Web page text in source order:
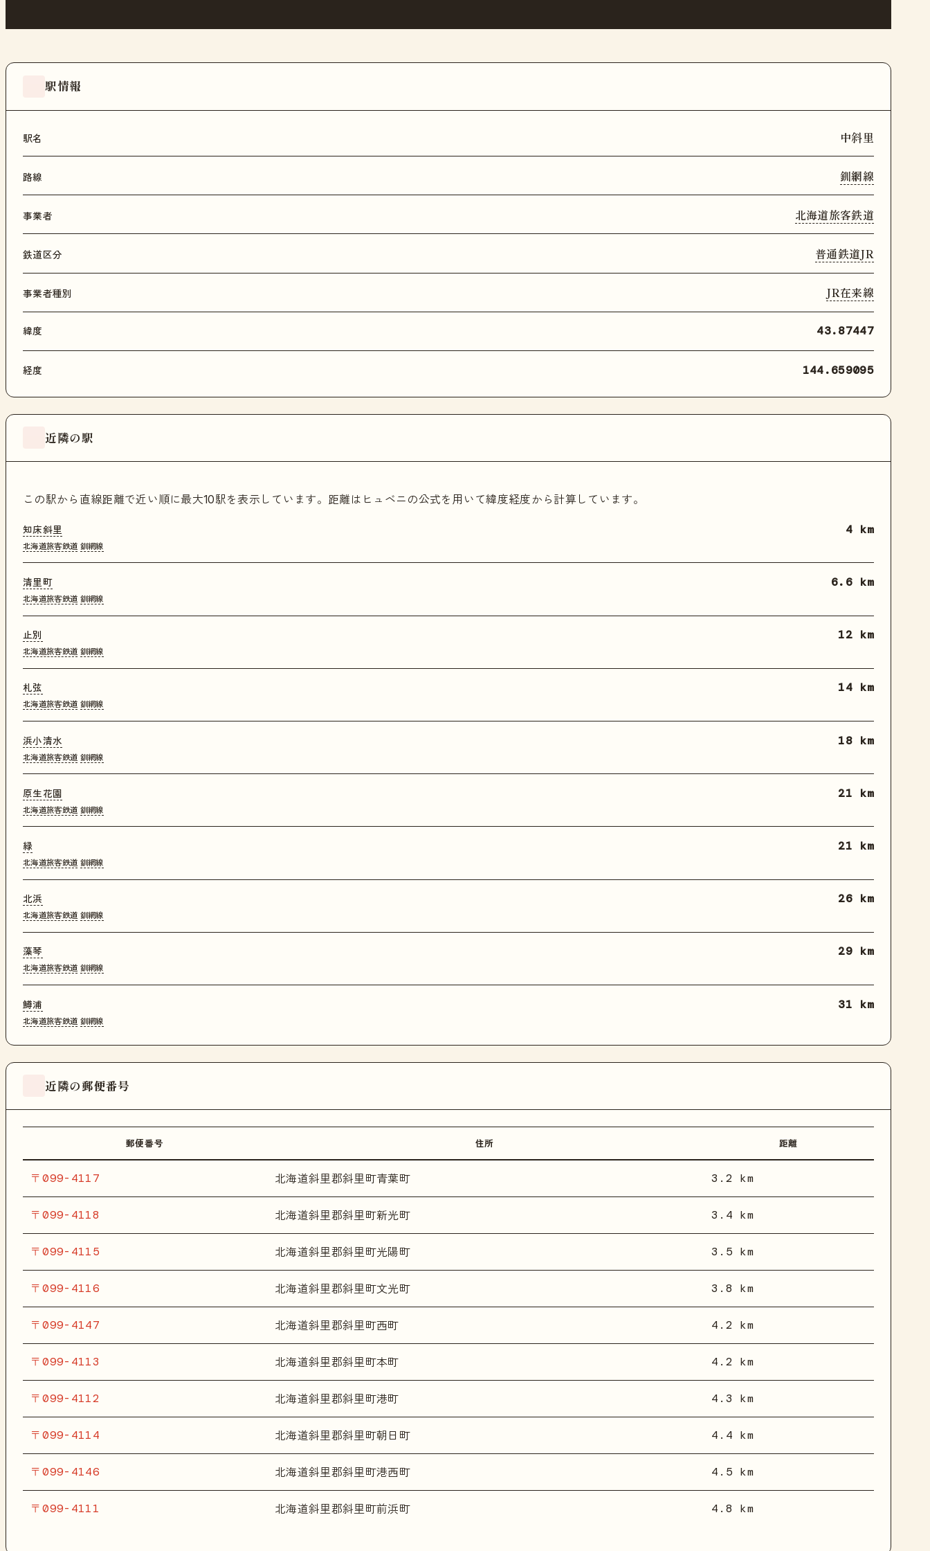
駅情報
駅名 中斜里
路線 釧網線
事業者 北海道旅客鉄道
鉄道区分 普通鉄道JR
事業者種別 JR在来線
緯度 43.87447
経度 144.659095
近隣の駅
この駅から直線距離で近い順に最大10駅を表示しています。距離はヒュベニの公式を用いて緯度経度から計算しています。
知床斜里
北海道旅客鉄道 釧網線
4 km
清里町
北海道旅客鉄道 釧網線
6.6 km
止別
北海道旅客鉄道 釧網線
12 km
札弦
北海道旅客鉄道 釧網線
14 km
浜小清水
北海道旅客鉄道 釧網線
18 km
原生花園
北海道旅客鉄道 釧網線
21 km
緑
北海道旅客鉄道 釧網線
21 km
北浜
北海道旅客鉄道 釧網線
26 km
藻琴
北海道旅客鉄道 釧網線
29 km
鱒浦
北海道旅客鉄道 釧網線
31 km
近隣の郵便番号
郵便番号 住所 距離
〒099-4117 北海道斜里郡斜里町青葉町 3.2 km
〒099-4118 北海道斜里郡斜里町新光町 3.4 km
〒099-4115 北海道斜里郡斜里町光陽町 3.5 km
〒099-4116 北海道斜里郡斜里町文光町 3.8 km
〒099-4147 北海道斜里郡斜里町西町 4.2 km
〒099-4113 北海道斜里郡斜里町本町 4.2 km
〒099-4112 北海道斜里郡斜里町港町 4.3 km
〒099-4114 北海道斜里郡斜里町朝日町 4.4 km
〒099-4146 北海道斜里郡斜里町港西町 4.5 km
〒099-4111 北海道斜里郡斜里町前浜町 4.8 km